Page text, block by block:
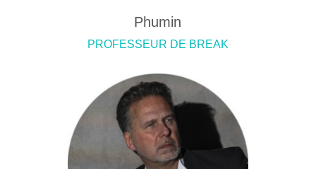
Phumin
PROFESSEUR DE BREAK